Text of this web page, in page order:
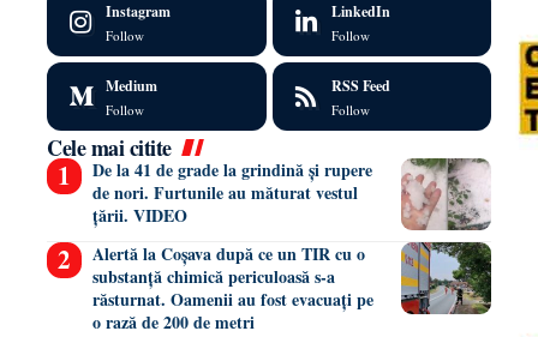
Instagram
Follow
LinkedIn
Follow
Medium
Follow
RSS Feed
Follow
Cele mai citite
De la 41 de grade la grindină și rupere
de nori. Furtunile au măturat vestul
țării. VIDEO
Alertă la Coșava după ce un TIR cu o
substanță chimică periculoasă s-a
răsturnat. Oamenii au fost evacuați pe
o rază de 200 de metri